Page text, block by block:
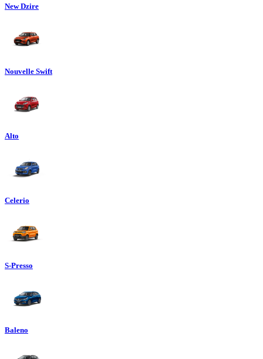
New Dzire
Nouvelle Swift
Alto
Celerio
S-Presso
Baleno